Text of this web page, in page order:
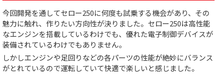
今回開発を通してセロー250に何度も試乗する機会があり、その
魅力に触れ、作りたい方向性が決りました。セロー250は高性能
なエンジンを搭載しているわけでも、優れた電子制御デバイスが
装備されているわけでもありません。
しかしエンジンや足回りなどの各パーツの性能が絶妙にバランス
がとれているので運転していて快適で楽しいと感じました。